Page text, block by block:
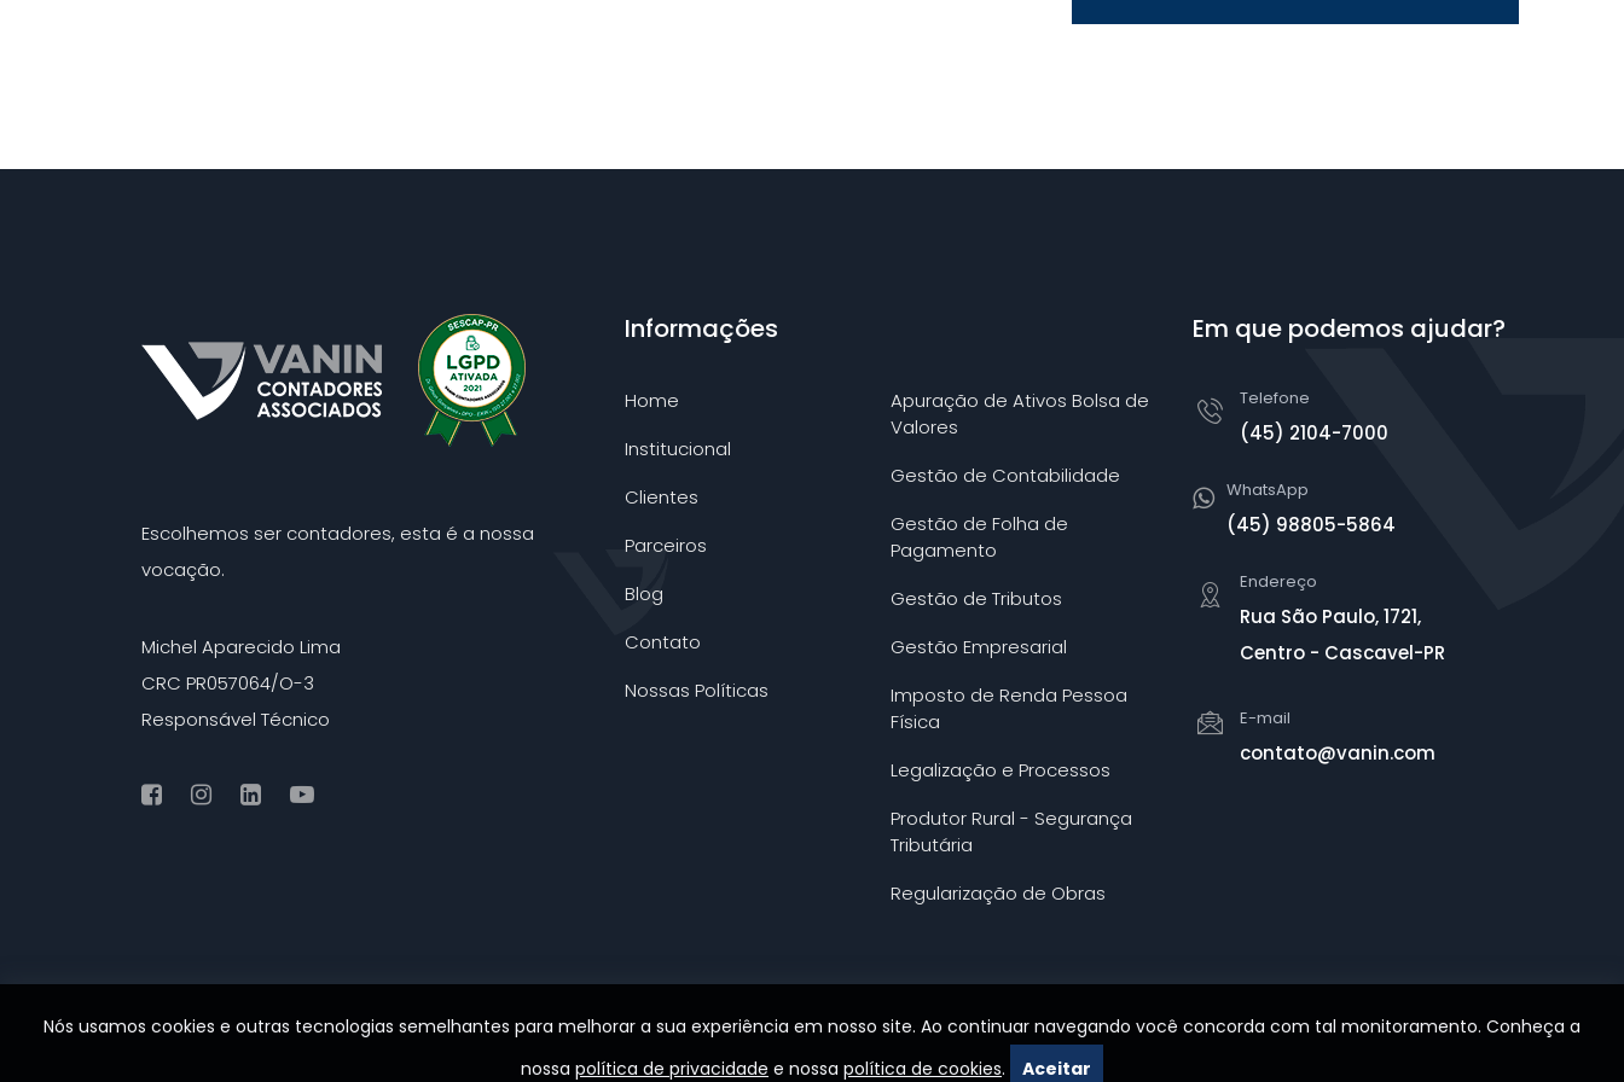
Escolhemos ser contadores, esta é a nossa
vocação.
Michel Aparecido Lima
CRC PR057064/O-3
Responsável Técnico
Informações
Home
Institucional
Clientes
Parceiros
Blog
Contato
Nossas Políticas
Apuração de Ativos Bolsa de
Valores
Gestão de Contabilidade
Gestão de Folha de
Pagamento
Gestão de Tributos
Gestão Empresarial
Imposto de Renda Pessoa
Física
Legalização e Processos
Produtor Rural - Segurança
Tributária
Regularização de Obras
Em que podemos ajudar?
Telefone
(45) 2104-7000
WhatsApp
(45) 98805-5864
Endereço
Rua São Paulo, 1721,
Centro - Cascavel-PR
E-mail
contato@vanin.com
Nós usamos cookies e outras tecnologias semelhantes para melhorar a sua experiência em nosso site. Ao continuar navegando você concorda com tal monitoramento. Conheça a
nossa política de privacidade e nossa política de cookies. Aceitar